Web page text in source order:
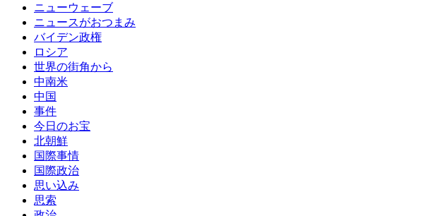
ニューウェーブ
ニュースがおつまみ
バイデン政権
ロシア
世界の街角から
中南米
中国
事件
今日のお宝
北朝鮮
国際事情
国際政治
思い込み
思索